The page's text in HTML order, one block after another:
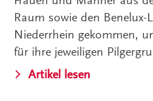
Raum sowie den
Niederrhein gekommen,
für ihre jeweiligen
Artikel lesen